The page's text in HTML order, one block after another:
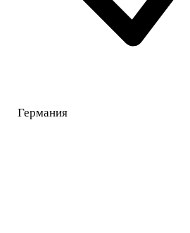
Германия